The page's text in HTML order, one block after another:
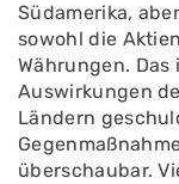
Südamerika,
sowohl die
Währungen.
Auswirkungen
Ländern
überschaubar.